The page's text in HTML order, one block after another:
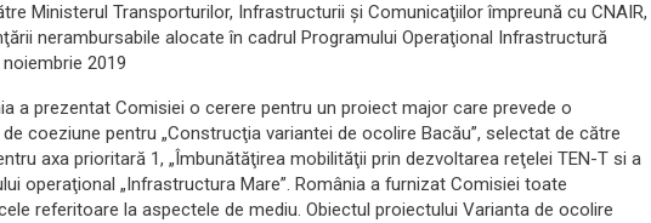
Ministerul Transporturilor, Infrastructurii şi Comunicaţiilor împreună cu CNAIR,
nerambursabile alocate în cadrul Programului Operaţional Infrastructură
2019
a prezentat Comisiei o cerere pentru un proiect major care prevede o
coeziune pentru „Construcţia variantei de ocolire Bacău”, selectat de către
axa prioritară 1, „Îmbunătăţirea mobilităţii prin dezvoltarea reţelei TEN-T si a
operaţional „Infrastructura Mare”. România a furnizat Comisiei toate
referitoare la aspectele de mediu. Obiectul proiectului Varianta de ocolire